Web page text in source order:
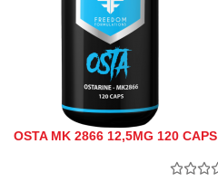
OSTA MK 2866 12,5MG 120 CAPS